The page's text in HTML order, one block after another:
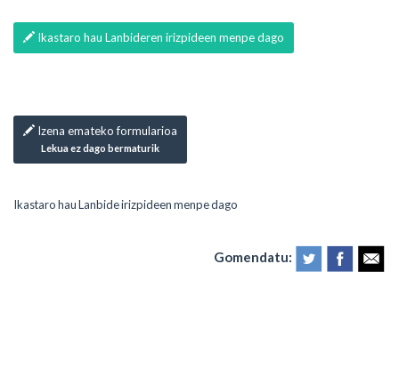
Ikastaro hau Lanbideren irizpideen menpe dago
Izena emateko formularioa
Lekua ez dago bermaturik
Ikastaro hau Lanbide irizpideen menpe dago
Gomendatu: